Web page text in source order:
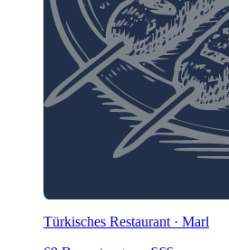
Türkisches Restaurant · Marl